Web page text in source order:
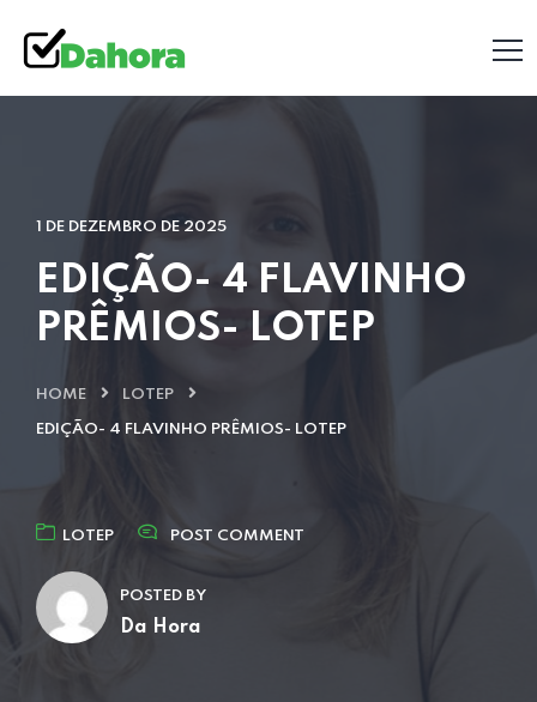
1 DE DEZEMBRO DE 2025
EDIÇÃO- 4 FLAVINHO
PRÊMIOS- LOTEP
HOME LOTEP
EDIÇÃO- 4 FLAVINHO PRÊMIOS- LOTEP
LOTEP POST COMMENT
POSTED BY
Da Hora